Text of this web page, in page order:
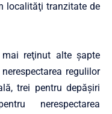
localităţi tranzitate de
reţinut alte șapte
regulilor
trei pentru depășiri
nerespectarea